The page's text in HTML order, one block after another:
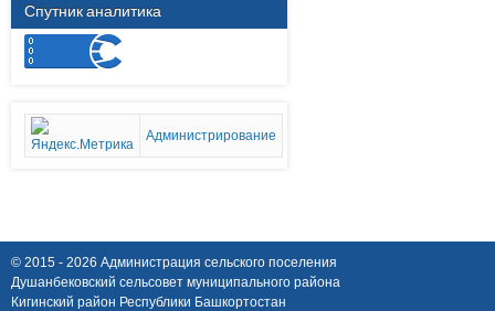
Спутник аналитика
Администрирование
© 2015 - 2026 Администрация сельского поселения
Душанбековский сельсовет муниципального района
Кигинский район Республики Башкортостан